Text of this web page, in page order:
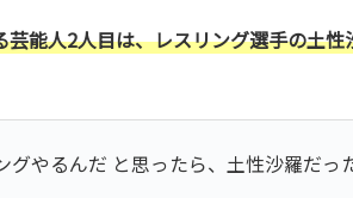
能人2人目は、レスリング選手の土性
グやるんだ と思ったら、土性沙羅だっ